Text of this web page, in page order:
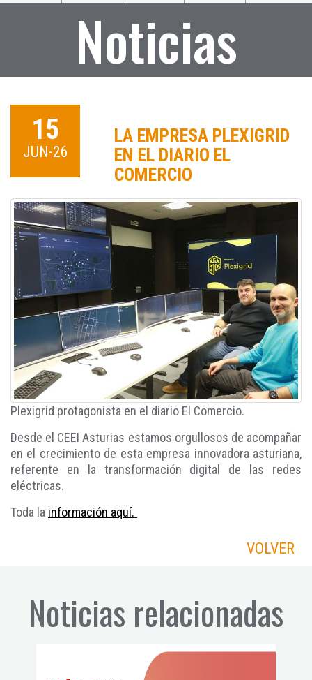
Noticias
15
JUN-26
LA EMPRESA PLEXIGRID
EN EL DIARIO EL
COMERCIO
Plexigrid protagonista en el diario El Comercio.
Desde el CEEI Asturias estamos orgullosos de acompañar
en el crecimiento de esta empresa innovadora asturiana,
referente en la transformación digital de las redes
eléctricas.
Toda la información aquí.
VOLVER
Noticias relacionadas